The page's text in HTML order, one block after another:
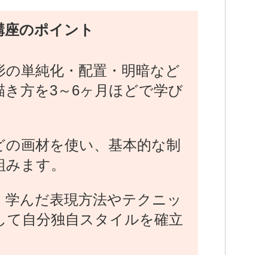
のポイント
の単純化・配置・明暗など
き方を3～6ヶ月ほどで学び
の画材を使い、基本的な制
ます。
学んだ表現方法やテクニッ
て自分独自スタイルを確立